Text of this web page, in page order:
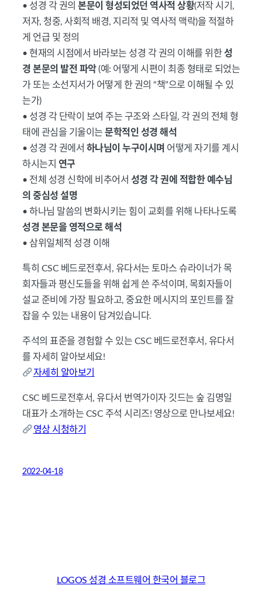
• 성경 각 권의 본문이 형성되었던 역사적 상황(저작 시기,
저자, 청중, 사회적 배경, 지리적 및 역사적 맥락)을 적절하
게 언급 및 정의
• 현재의 시점에서 바라보는 성경 각 권의 이해를 위한성
경 본문의 발전 파악(예: 어떻게 시편이 최종 형태로 되었는
가 또는 소선지서가 어떻게 한 권의 “책”으로 이해될 수 있
는가)
• 성경 각 단락이 보여 주는 구조와 스타일, 각 권의 전체 형
태에 관심을 기울이는 문학적인 성경 해석
• 성경 각 권에서 하나님이 누구이시며 어떻게 자기를 계시
하시는지 연구
• 전체 성경 신학에 비추어서 성경 각 권에 적합한 예수님
의 중심성 설명
• 하나님 말씀의 변화시키는 힘이 교회를 위해 나타나도록
성경 본문을 영적으로 해석
• 삼위일체적 성경 이해
특히 CSC 베드로전후서, 유다서는 토마스 슈라이너가 목
회자들과 평신도들을 위해 쉽게 쓴 주석이며, 목회자들이
설교 준비에 가장 필요하고, 중요한 메시지의 포인트를 잘
잡을 수 있는 내용이 담겨있습니다.
주석의 표준을 경험할 수 있는 CSC 베드로전후서, 유다서
를 자세히 알아보세요!
자세히 알아보기
CSC 베드로전후서, 유다서 번역가이자 깃드는 숲 김명일
대표가 소개하는 CSC 주석 시리즈! 영상으로 만나보세요!
영상 시청하기
2022-04-18
LOGOS 성경 소프트웨어 한국어 블로그